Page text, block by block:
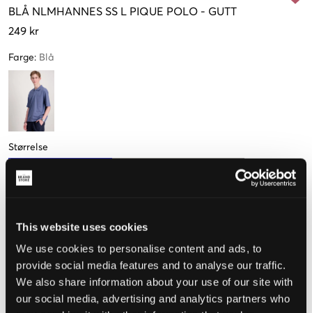
This website uses cookies
We use cookies to personalise content and ads, to
provide social media features and to analyse our traffic.
We also share information about your use of our site with
our social media, advertising and analytics partners who
BLÅ NLMHANNES SS L PIQUE POLO - GUTT
249 kr
Farge: Blå
Størrelse
134-140
Opplevd størrelse
Liten
STØRRELSESTABELL